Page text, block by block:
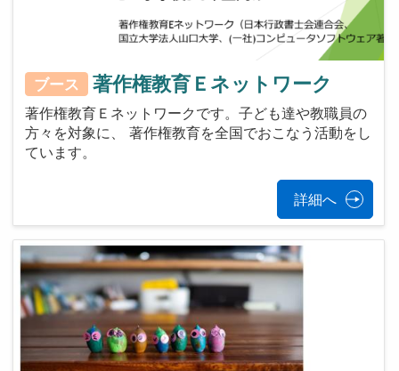
ブース 著作権教育Ｅネットワーク
著作権教育Ｅネットワークです。子ども達や教職員の
方々を対象に、 著作権教育を全国でおこなう活動をし
ています。
詳細へ